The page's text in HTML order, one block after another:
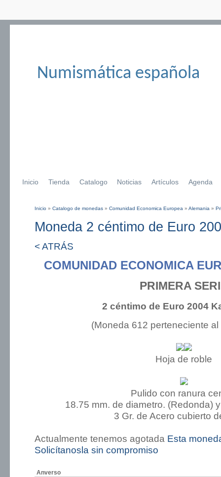
Numismática española
Inicio Tienda Catalogo Noticias Artículos Agenda
Inicio » Catalogo de monedas » Comunidad Economica Europea » Alemania »
Moneda 2 céntimo de Euro
< ATRÁS
COMUNIDAD ECONOMICA
PRIMERA
2 céntimo de Euro 2004
(Moneda 612 perteneciente al
Hoja de roble
Pulido con ranura
18.75 mm. de diametro. (Redonda)
3 Gr. de Acero cubierto
Actualmente tenemos agotada Esta
Solicítanosla sin compromiso
Anverso